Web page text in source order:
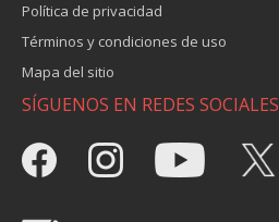
Política de privacidad
Términos y condiciones de uso
Mapa del sitio
SÍGUENOS EN REDES SOCIALES